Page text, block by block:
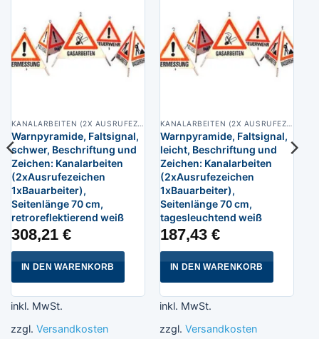
Warnpyramide, Faltsignal,
schwer, Beschriftung und
Zeichen: Kanalarbeiten
(2xAusrufezeichen
1xBauarbeiter),
Seitenlänge 70 cm,
retroreflektierend weiß
308,21 €
IN DEN WARENKORB
inkl. MwSt.
zzgl. Versandkosten
Warnpyramide, Faltsignal,
leicht, Beschriftung und
Zeichen: Kanalarbeiten
(2xAusrufezeichen
1xBauarbeiter),
Seitenlänge 70 cm,
tagesleuchtend weiß
187,43 €
IN DEN WARENKORB
inkl. MwSt.
zzgl. Versandkosten